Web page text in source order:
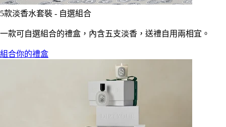
5款淡香水套裝 - 自選組合
一款可自選組合的禮盒，內含五支淡香，送禮自用兩相宜。
組合你的禮盒